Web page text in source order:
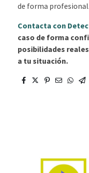
de forma profesional.
Contacta con
caso de forma
posibilidades
a tu situación.